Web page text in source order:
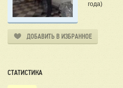
года)
ДОБАВИТЬ В ИЗБРАННОЕ
СТАТИСТИКА